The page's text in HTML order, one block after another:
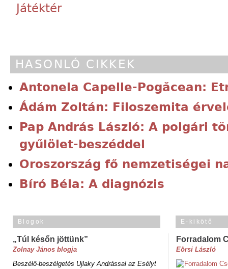
Játéktér
HASONLÓ CIKKEK
Antonela Capelle-Pogăcean:
Ádám Zoltán: Filoszemita
Pap András László: A polgári
gyűlölet-beszéddel
Oroszország fő nemzetiségei
Bíró Béla: A diagnózis
Blogok
„Túl későn jöttünk”
Zolnay János blogja
Beszélő-beszélgetés Ujlaky Andrással az Esélyt
E-kikötő
Forradalom
Eörsi László